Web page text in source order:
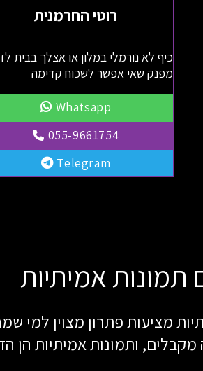
רוטי החרמנית
כיף לא נורמלי במלון או אצלך בבית
מפנק שאי אפשר לשכוח קדימה
Whatsapp
055-9661754
Telegram
תמונות אמיתיות
מציעות פתרון מצוין
ותמונות אמיתיות הן